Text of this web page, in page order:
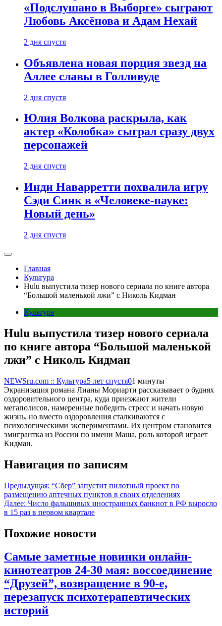
«Подслушано в Выборге» сыграют
Любовь Аксёнова и Адам Нехай
2 дня спустя
Объявлена новая порция звезд на
Аллее славы в Голливуде
2 дня спустя
Юлия Волкова раскрыла, как
актер «Колобка» сыграл сразу двух
персонажей
2 дня спустя
Инди Наварретти похвалила игру
Сэди Синк в «Человеке-пауке:
Новый день»
2 дня спустя
Главная
Культура
Hulu выпустила тизер нового сериала по книге автора
“Большой маленькой лжи” с Николь Кидман
Культура
Hulu выпустила тизер нового сериала
по книге автора “Большой маленькой
лжи” с Николь Кидман
NEWSru.com :: Культура5 лет спустя01 минуты
Экранизация романа Лианы Мориарти рассказывает о буднях
оздоровительного центра, куда приезжают жители
мегаполисов, намеренные победить стресс и начать новую
жизнь, но вместо оздоровления сталкиваются с
психологическими экспериментами. Их центром становится
эмигрантка из России по имени Маша, роль которой играет
Кидман.
Навигация по записям
Предыдущая: “Сбер” запустит пилотный проект по
размещению аптечных пунктов в своих отделениях
Далее: Число фальшивых иностранных банкнот в РФ выросло
в 15 раз в первом квартале
Похожие новости
Самые заметные новинки онлайн-
кинотеатров 24-30 мая: воссоединение
“Друзей”, возвращение в 90-е,
перезапуск психотерапевтических
историй